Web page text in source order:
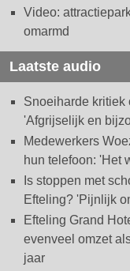
Video:
omarmd
Laatste audio
Snoeiharde kritiek
'Afgrijselijk en
Medewerkers
hun telefoon: 'Het
Is stoppen met
Efteling? 'Pijnlijk
Efteling Grand
evenveel omzet
jaar